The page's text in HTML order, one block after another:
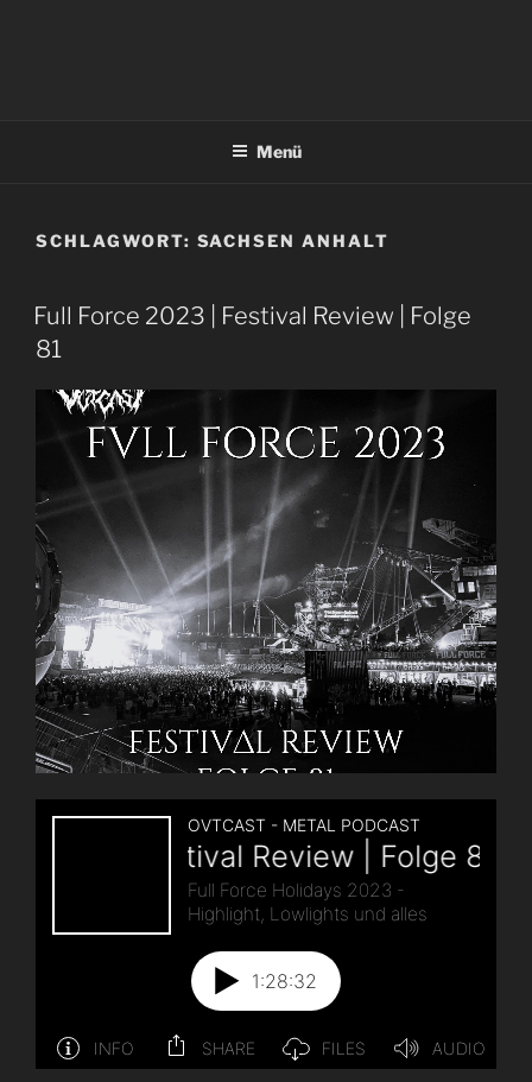
Menü
SCHLAGWORT: SACHSEN ANHALT
Full Force 2023 | Festival Review | Folge
81